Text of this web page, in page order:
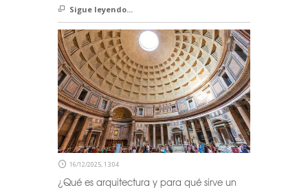
Sigue leyendo...
16/12/2025, 13:04
¿Qué es arquitectura y para qué sirve un